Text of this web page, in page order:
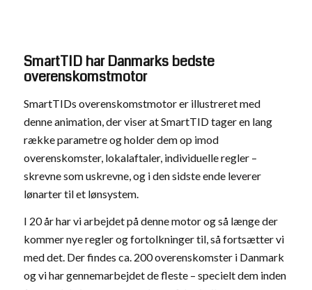
SmartTID har Danmarks bedste
overenskomstmotor
SmartTIDs overenskomstmotor er illustreret med
denne animation, der viser at SmartTID tager en lang
række parametre og holder dem op imod
overenskomster, lokalaftaler, individuelle regler –
skrevne som uskrevne, og i den sidste ende leverer
lønarter til et lønsystem.
I 20 år har vi arbejdet på denne motor og så længe der
kommer nye regler og fortolkninger til, så fortsætter vi
med det. Der findes ca. 200 overenskomster i Danmark
og vi har gennemarbejdet de fleste – specielt dem inden